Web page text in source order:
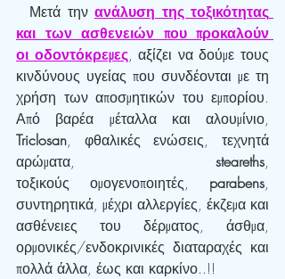
  Μετά την
ανάλυση της τοξικότητας
και των ασθενειών που προκαλούν
οι οδοντόκρεμες, αξίζει να δούμε τους
κινδύνους υγείας που συνδέονται με τη
χρήση των αποσμητικών του εμπορίου.
Triclosan, φθαλικές ενώσεις, τεχνητά
αρώματα, steareths,
τοξικούς ομογενοποιητές, parabens,
συντηρητικά, μέχρι αλλεργίες, έκζεμα και
ασθένειες του δέρματος, άσθμα,
ορμονικές/ενδοκρινικές διαταραχές και
πολλά άλλα, έως και καρκίνο..!!